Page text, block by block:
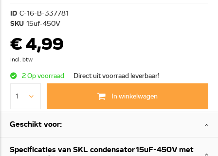
ID C-16-B-337781
SKU 15uf-450V
€ 4,99
Incl. btw
2 Op voorraad Direct uit voorraad leverbaar!
In winkelwagen
Geschikt voor:
Specificaties van SKL condensator 15uF-450V met